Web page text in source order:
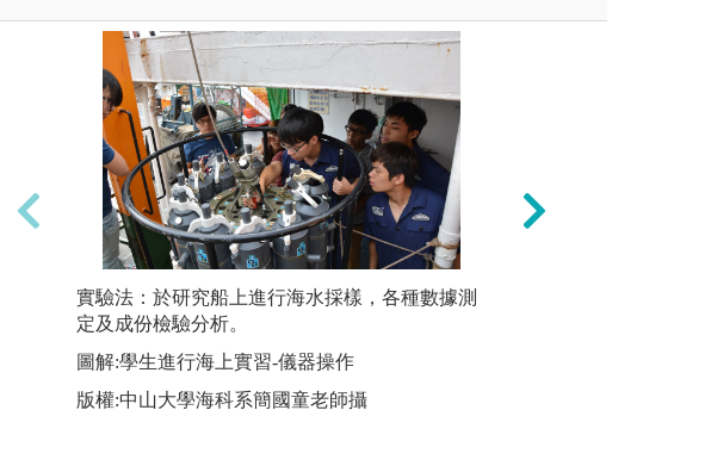
成果展示：透過教師有目標之引導，以團隊競賽
形式，於遊戲中建構專業能力，提高學生學習興
趣，由學生自行設計並實際完成作品，後續以專
案及報告形式分享成果，增進學生之間的互相學
習交流，培養學生協同合作技巧及解決問題能
實驗法：於研究船上進行海水採樣，各種數據測
定及成份檢驗分析。
圖解:學生進行海上實習-儀器操作
版權:中山大學海科系簡國童老師攝